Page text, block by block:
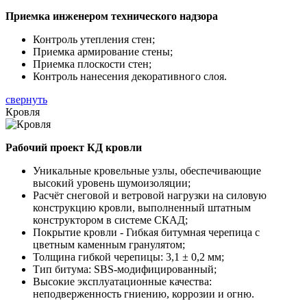
Приемка инженером технического надзора
Контроль утепления стен;
Приемка армирование стены;
Приемка плоскости стен;
Контроль нанесения декоративного слоя.
свернуть
Кровля
Рабочий проект КД кровли
Уникальные кровельные узлы, обеспечивающие
высокий уровень шумоизоляции;
Расчёт снеговой и ветровой нагрузки на силовую
конструкцию кровли, выполненный штатным
конструктором в системе СКАД;
Покрытие кровли - Гибкая битумная черепица с
цветным каменным гранулятом;
Толщина гибкой черепицы: 3,1 ± 0,2 мм;
Тип битума: SBS-модифицированный;
Высокие эксплуатационные качества:
неподверженность гниению, коррозии и огню.